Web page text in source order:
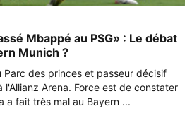
Mbappé au PSG» : Le débat
Munich ?
Parc des princes et passeur décisif
l'Allianz Arena. Force est de constater
a fait très mal au Bayern ...